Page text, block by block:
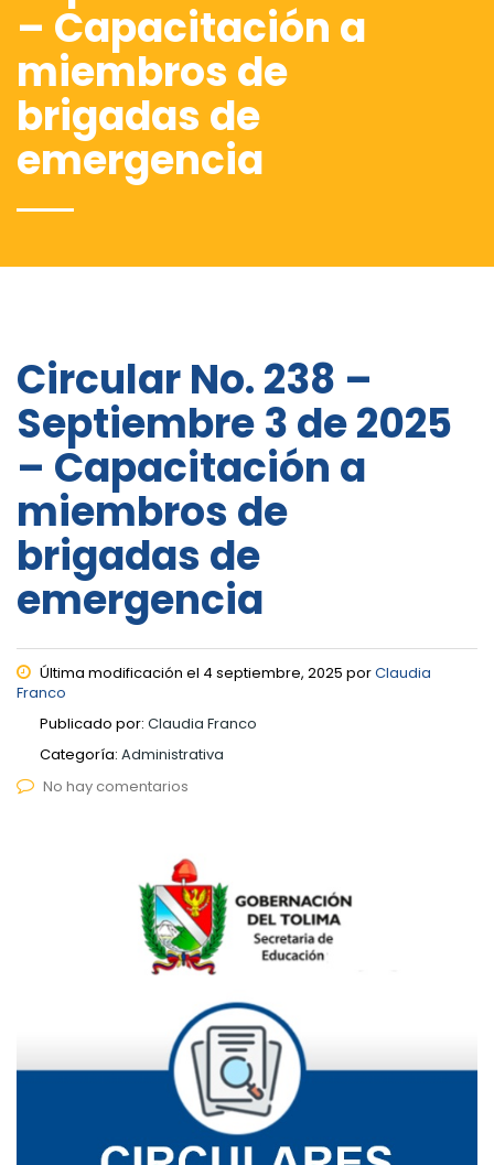
– Capacitación a
miembros de
brigadas de
emergencia
Circular No. 238 –
Septiembre 3 de 2025
– Capacitación a
miembros de
brigadas de
emergencia
Última modificación el 4 septiembre, 2025 porClaudia
Franco
Publicado por: Claudia Franco
Categoría: Administrativa
No hay comentarios